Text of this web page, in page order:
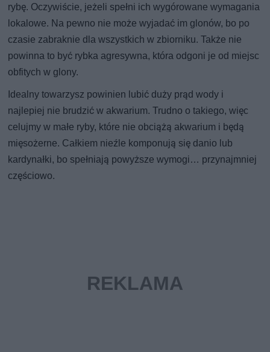
rybę. Oczywiście, jeżeli spełni ich wygórowane wymagania
lokalowe. Na pewno nie może wyjadać im glonów, bo po
czasie zabraknie dla wszystkich w zbiorniku. Także nie
powinna to być rybka agresywna, która odgoni je od miejsc
obfitych w glony.
Idealny towarzysz powinien lubić duży prąd wody i
najlepiej nie brudzić w akwarium. Trudno o takiego, więc
celujmy w małe ryby, które nie obciążą akwarium i będą
mięsożerne. Całkiem nieźle komponują się danio lub
kardynałki, bo spełniają powyższe wymogi… przynajmniej
częściowo.